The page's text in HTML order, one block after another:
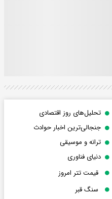
تحلیل‌های روز اقتصادی
جنجالی‌ترین اخبار حوادث
ترانه و موسیقی
دنیای فناوری
قیمت تتر امروز
سنگ قبر